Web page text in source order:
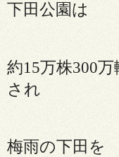
下田公園は
約15万株300万
され
梅雨の下田を